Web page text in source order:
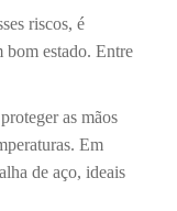
riscos, é
bom estado. Entre
as mãos
Em
de aço, ideais